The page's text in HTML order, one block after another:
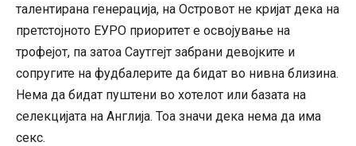
талентирана генерација, на Островот не кријат дека на
претстојното ЕУРО приоритет е освојување на
трофејот, па затоа Саутгејт забрани девојките и
сопругите на фудбалерите да бидат во нивна близина.
Нема да бидат пуштени во хотелот или базата на
селекцијата на Англија. Тоа значи дека нема да има
секс.